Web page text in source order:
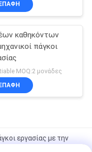
ΕΠΑΦΉ
καθηκόντων
πάγκοι
MOQ:2 μονάδες
ΕΠΑΦΉ
εργασίας με την